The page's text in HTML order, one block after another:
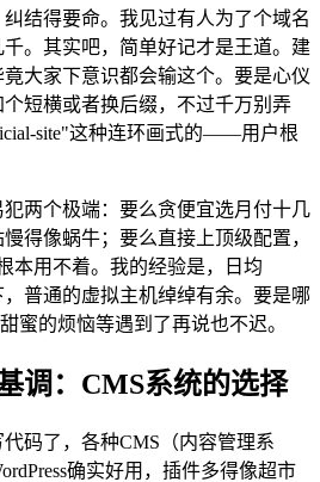
结得要命。我见过有人为了个域名
。其实吧，简单好记才是王道。建
竟大家下意识都会输这个。要是心仪
短横或者换后缀，不过千万别弄
site"这种连环画式的——用户根
两个极端：要么贪便宜选月付十几
得像蜗牛；要么直接上顶级配置，
本用不着。我的经验是，日均
普通的虚拟主机绰绰有余。要是哪
蜜的烦恼等遇到了再说也不迟。
调：CMS系统的选择
码了，各种CMS（内容管理系
确实好用，插件多得像超市